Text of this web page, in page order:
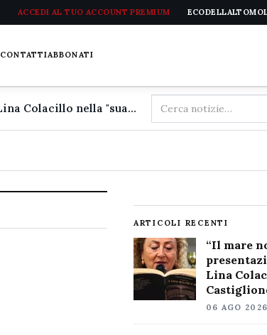
ACCEDI AL TUO ACCOUNT PREMIUM
CONTATTIABBONATI
"Il mare non porta fiori", la presentazione del libro di Lina Colacillo nella "sua" Castiglione Messer Marino
Cerca
nel
ARTICOLI RECENTI
“Il mare
Lina
06 AGO 2026